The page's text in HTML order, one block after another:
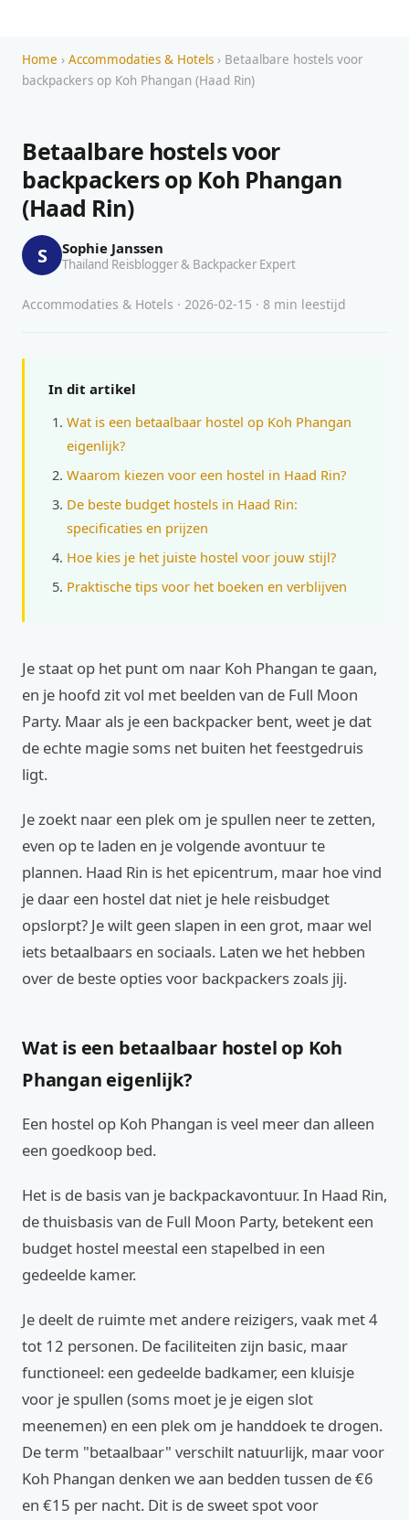
Home › Accommodaties & Hotels › Betaalbare hostels voor
backpackers op Koh Phangan (Haad Rin)
Betaalbare hostels voor
backpackers op Koh Phangan
(Haad Rin)
S Sophie Janssen
Thailand Reisblogger & Backpacker Expert
Accommodaties & Hotels · 2026-02-15 · 8 min leestijd
In dit artikel
Wat is een betaalbaar hostel op Koh Phangan
eigenlijk?
Waarom kiezen voor een hostel in Haad Rin?
De beste budget hostels in Haad Rin:
specificaties en prijzen
Hoe kies je het juiste hostel voor jouw stijl?
Praktische tips voor het boeken en verblijven
Je staat op het punt om naar Koh Phangan te gaan,
en je hoofd zit vol met beelden van de Full Moon
Party. Maar als je een backpacker bent, weet je dat
de echte magie soms net buiten het feestgedruis
ligt.
Je zoekt naar een plek om je spullen neer te zetten,
even op te laden en je volgende avontuur te
plannen. Haad Rin is het epicentrum, maar hoe vind
je daar een hostel dat niet je hele reisbudget
opslorpt? Je wilt geen slapen in een grot, maar wel
iets betaalbaars en sociaals. Laten we het hebben
over de beste opties voor backpackers zoals jij.
Wat is een betaalbaar hostel op Koh
Phangan eigenlijk?
Een hostel op Koh Phangan is veel meer dan alleen
een goedkoop bed.
Het is de basis van je backpackavontuur. In Haad Rin,
de thuisbasis van de Full Moon Party, betekent een
budget hostel meestal een stapelbed in een
gedeelde kamer.
Je deelt de ruimte met andere reizigers, vaak met 4
tot 12 personen. De faciliteiten zijn basic, maar
functioneel: een gedeelde badkamer, een kluisje
voor je spullen (soms moet je je eigen slot
meenemen) en een plek om je handdoek te drogen.
De term "betaalbaar" verschilt natuurlijk, maar voor
Koh Phangan denken we aan bedden tussen de €6
en €15 per nacht. Dit is de sweet spot voor